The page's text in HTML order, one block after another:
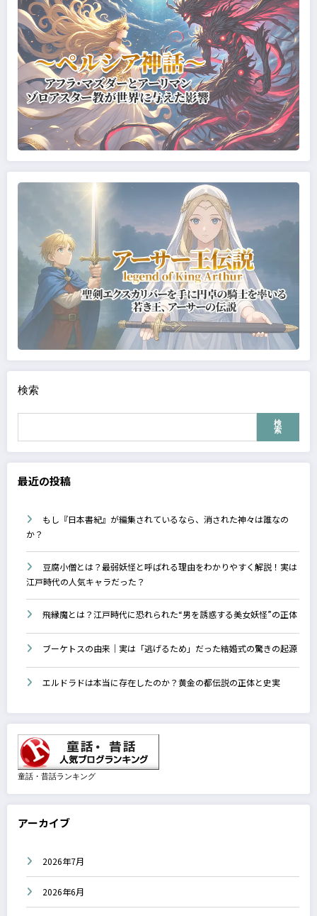
検索
検
索
最近の投稿
もし『日本書紀』が編集されているなら、消された神々は誰なの
か？
豆腐小僧とは？最弱妖怪と呼ばれる理由をわかりやすく解説！実は
江戸時代の人気キャラだった？
飛縁魔とは？江戸時代に恐れられた“男を誘惑する美女妖怪”の正体
ブーケトスの由来｜実は「逃げるため」だった結婚式の驚きの起源
エルドラドは本当に存在したのか？黄金の都伝説の正体と史実
童話・昔話ランキング
アーカイブ
2026年7月
2026年6月